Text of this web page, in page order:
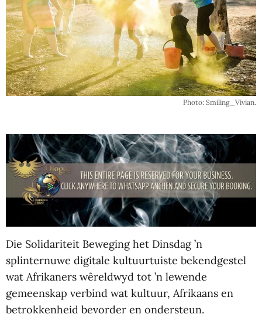
Photo: Smiling_Vivian.
Die Solidariteit Beweging het Dinsdag ’n
splinternuwe digitale kultuurtuiste bekendgestel
wat Afrikaners wêreldwyd tot ’n lewende
gemeenskap verbind wat kultuur, Afrikaans en
betrokkenheid bevorder en ondersteun.